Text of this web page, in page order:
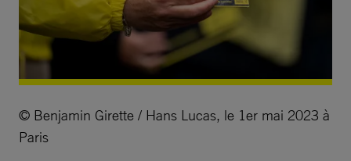
© Benjamin Girette / Hans Lucas, le 1er mai 2023 à
Paris